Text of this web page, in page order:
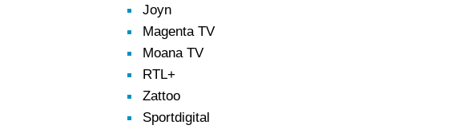
Joyn
Magenta TV
Moana TV
RTL+
Zattoo
Sportdigital